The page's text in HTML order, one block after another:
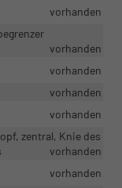
vorhanden
vorhanden
vorhanden
vorhanden
vorhanden
zentral, Knie des
vorhanden
vorhanden